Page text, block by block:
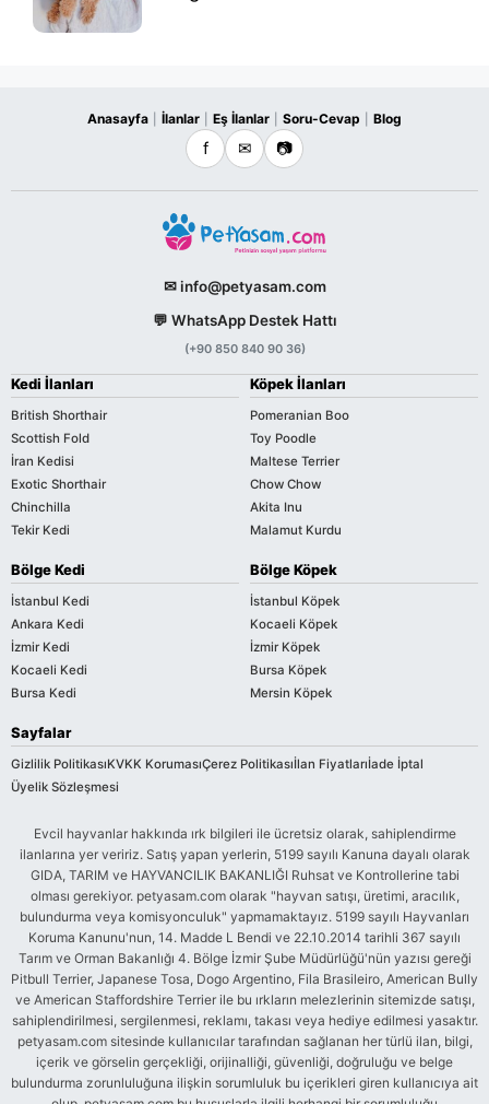
Anasayfa İlanlar Eş İlanlar Soru-Cevap Blog
f ✉ 📷
✉ info@petyasam.com
💬 WhatsApp Destek Hattı
(+90 850 840 90 36)
Kedi İlanları
British Shorthair
Scottish Fold
İran Kedisi
Exotic Shorthair
Chinchilla
Tekir Kedi
Köpek İlanları
Pomeranian Boo
Toy Poodle
Maltese Terrier
Chow Chow
Akita Inu
Malamut Kurdu
Bölge Kedi
İstanbul Kedi
Ankara Kedi
İzmir Kedi
Kocaeli Kedi
Bursa Kedi
Bölge Köpek
İstanbul Köpek
Kocaeli Köpek
İzmir Köpek
Bursa Köpek
Mersin Köpek
Sayfalar
Gizlilik PolitikasıKVKK KorumasıÇerez Politikasıİlan Fiyatlarıİade İptal
Üyelik Sözleşmesi
Evcil hayvanlar hakkında ırk bilgileri ile ücretsiz olarak, sahiplendirme
ilanlarına yer veririz. Satış yapan yerlerin, 5199 sayılı Kanuna dayalı olarak
GIDA, TARIM ve HAYVANCILIK BAKANLIĞI Ruhsat ve Kontrollerine tabi
olması gerekiyor. petyasam.com olarak "hayvan satışı, üretimi, aracılık,
bulundurma veya komisyonculuk" yapmamaktayız. 5199 sayılı Hayvanları
Koruma Kanunu'nun, 14. Madde L Bendi ve 22.10.2014 tarihli 367 sayılı
Tarım ve Orman Bakanlığı 4. Bölge İzmir Şube Müdürlüğü'nün yazısı gereği
Pitbull Terrier, Japanese Tosa, Dogo Argentino, Fila Brasileiro, American Bully
ve American Staffordshire Terrier ile bu ırkların melezlerinin sitemizde satışı,
sahiplendirilmesi, sergilenmesi, reklamı, takası veya hediye edilmesi yasaktır.
petyasam.com sitesinde kullanıcılar tarafından sağlanan her türlü ilan, bilgi,
içerik ve görselin gerçekliği, orijinalliği, güvenliği, doğruluğu ve belge
bulundurma zorunluluğuna ilişkin sorumluluk bu içerikleri giren kullanıcıya ait